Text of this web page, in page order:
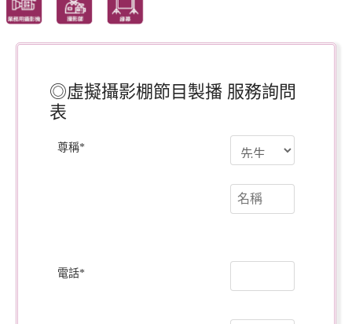
◎虛擬攝影棚節目製播 服務詢問
表
尊稱*
電話*